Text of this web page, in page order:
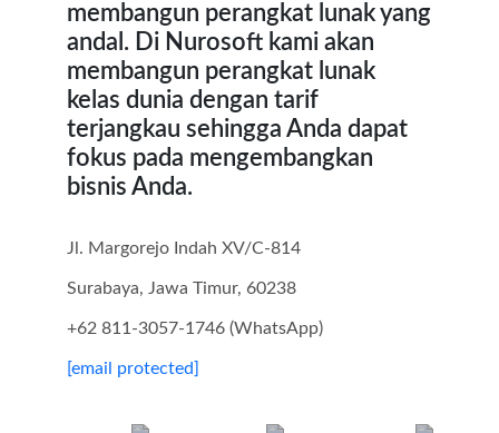
membangun perangkat lunak yang
andal. Di Nurosoft kami akan
membangun perangkat lunak
kelas dunia dengan tarif
terjangkau sehingga Anda dapat
fokus pada mengembangkan
bisnis Anda.
Jl. Margorejo Indah XV/C-814
Surabaya, Jawa Timur, 60238
+62 811-3057-1746 (WhatsApp)
[email protected]